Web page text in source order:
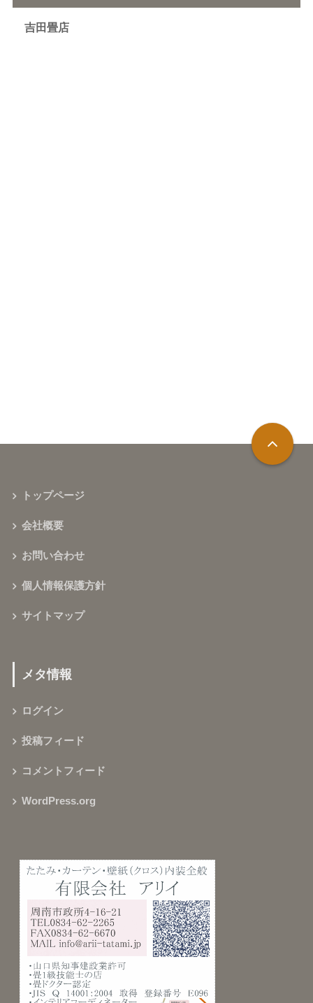
吉田畳店
トップページ
会社概要
お問い合わせ
個人情報保護方針
サイトマップ
メタ情報
ログイン
投稿フィード
コメントフィード
WordPress.org